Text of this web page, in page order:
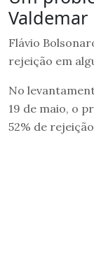
Valdemar
Flávio
rejeição em
No
19 de maio, o
52% de